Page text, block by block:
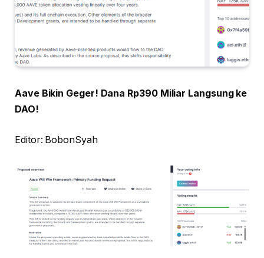
Aave Bikin Geger! Dana Rp390 Miliar Langsung ke
DAO!
Editor: BobonSyah